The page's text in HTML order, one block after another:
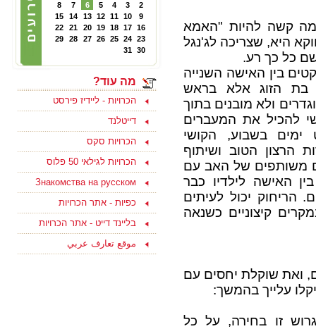
קשה להיות "האמא
היא, שצריכה לג'נגל
כל כך רע.
בין האישה השנייה
בת הזוג אלא בראש
ולא מובנים בתוך
להכיל את המעברים
בשבוע, הקושי
הרצון הטוב ושיתוף
משותפים של האב עם
האישה לילדיו כבר
יכול לעיתים
קיצוניים כשנאה
ואת שוקלת יחסים עם
עלייך בהמשך:
זו בחירה, על כל
צוות האתר מאחל לכם
ולמשפחתכם, שתהיה שנה
טובה ומתוקה, שנה של
בשורות טובות, שקט ושלווה
ושכל החטופים יחזרו
במהרה לביתם
15/09/2023
בואו למצוא אהבה ולהנות
בסוף שבוע בים המלח
לפנויים ופנויות - לפרטים
נוספים ליחצו כאן
15/08/2021
ליחצו כאן והצטרפו
עכשיו לקבוצת
הפייסבוק שלנו
"הכרויות לקשר רציני" -
2
3
4
5
6
7
8
9
10
11
12
13
14
15
16
17
18
19
20
21
22
23
24
25
26
27
28
29
30
31
מה עוד?
הכרויות - ליידיז פירסט
דייטלנד
הכרויות סקס
הכרויות לגילאי 50 פלוס
Знакомства на русском
כפיות - אתר הכרויות
בליינד דייט - אתר הכרויות
موقع تعارف عربي